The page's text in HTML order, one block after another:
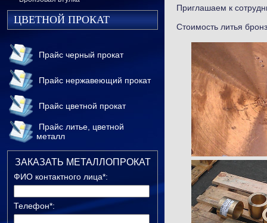
ЦВЕТНОЙ ПРОКАТ
Прайс черный прокат
Прайс нержавеющий прокат
Прайс цветной прокат
Прайс литье, цветной
металл
ЗАКАЗАТЬ МЕТАЛЛОПРОКАТ
ФИО контактного лица*:
Телефон*:
Приглашаем к
Стоимость литья